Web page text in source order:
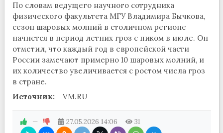
По словам ведущего научного сотрудника
физического факультета МГУ Владимира Бычкова,
сезон шаровых молний в столичном регионе
начнется в период летних гроз с пиком в июле. Он
отметил, что каждый год в европейской части
России замечают примерно 10 шаровых молний, и
их количество увеличивается с ростом числа гроз
в стране.
Источник:
VM.RU
— 27.05.2026 14:06 31